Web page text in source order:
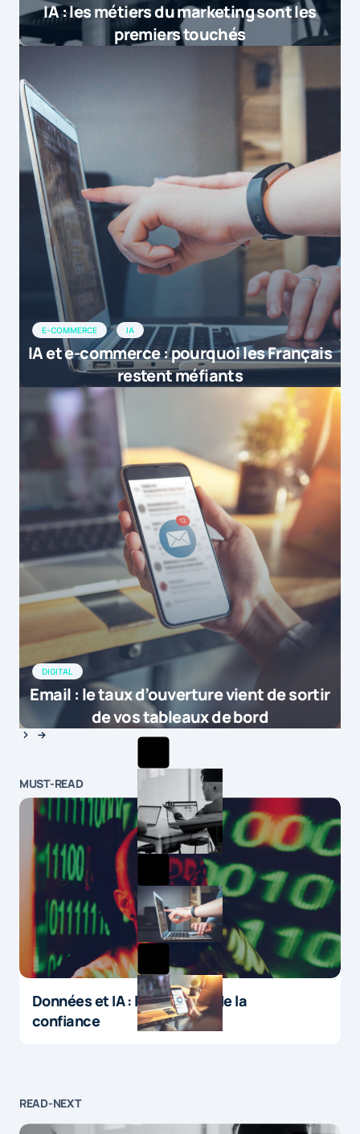
IA : les métiers du marketing sont les
premiers touchés
E-COMMERCE IA
IA et e-commerce : pourquoi les Français
restent méfiants
DIGITAL
Email : le taux d’ouverture vient de sortir
de vos tableaux de bord
MUST-READ
Données et IA : le paradoxe de la
confiance
READ-NEXT